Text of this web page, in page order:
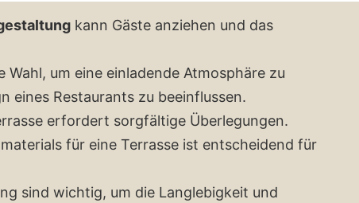
kann Gäste anziehen und das
Wahl, um eine einladende Atmosphäre zu
eines Restaurants zu beeinflussen.
erfordert sorgfältige Überlegungen.
für eine Terrasse ist entscheidend für
sind wichtig, um die Langlebigkeit und